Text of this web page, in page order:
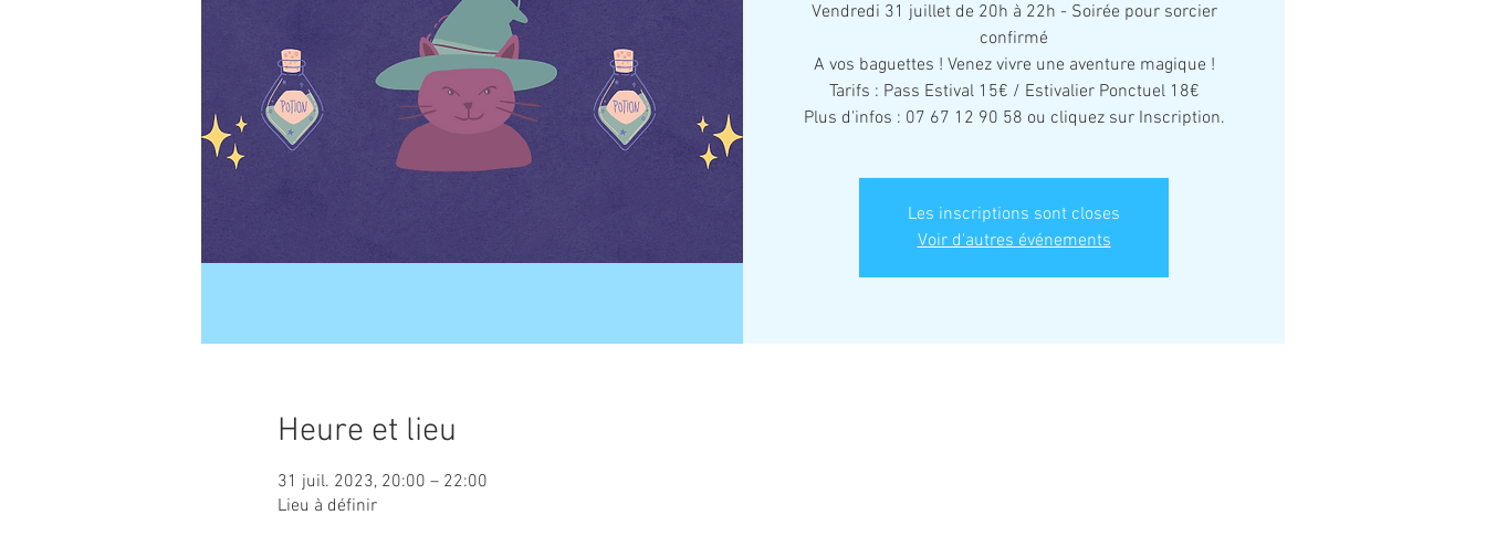
Vendredi 31 juillet de 20h à 22h - Soirée pour sorcier
confirmé
A vos baguettes ! Venez vivre une aventure magique !
Tarifs : Pass Estival 15€ / Estivalier Ponctuel 18€
Plus d'infos : 07 67 12 90 58 ou cliquez sur Inscription.
Les inscriptions sont closes
Voir d'autres événements
Heure et lieu
31 juil. 2023, 20:00 – 22:00
Lieu à définir